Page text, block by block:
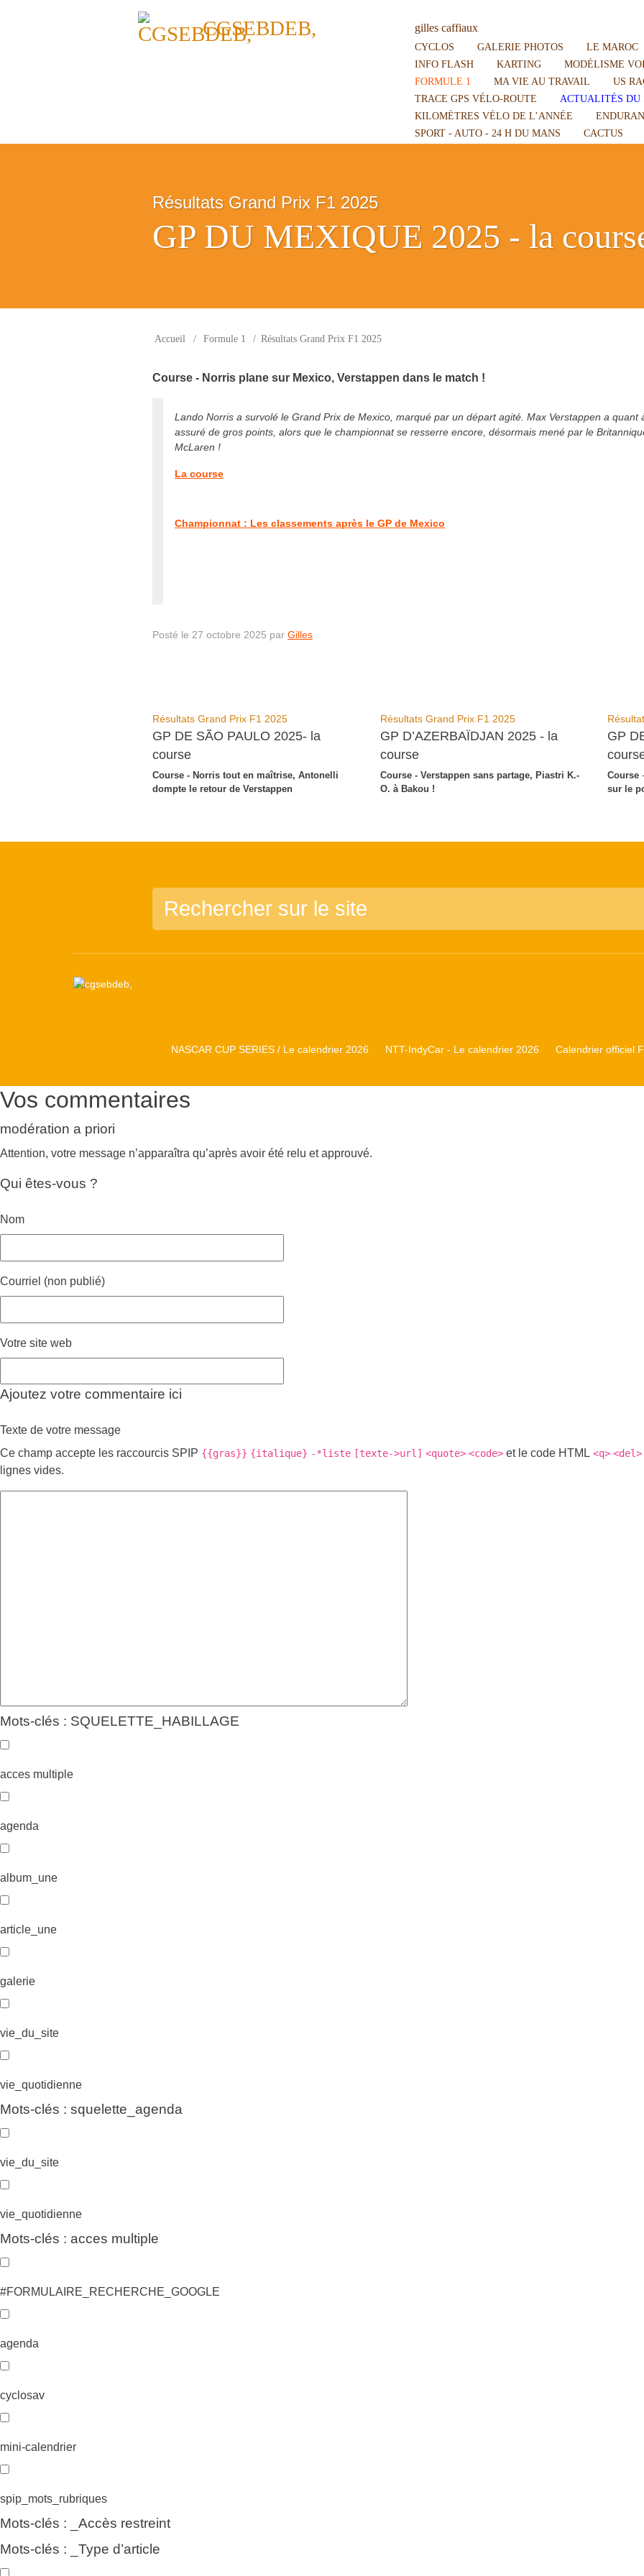
CGSEBDEB, gilles caffiaux
CYCLOS GALERIE PHOTOS LE MAROC
INFO FLASH
KARTING
MODÉLISME
FORMULE 1
MA VIE AU TRAVAIL US
TRACE GPS VÉLO-ROUTE
ACTUALITÉS DU
KILOMÈTRES VÉLO DE L’ANNÉE
SPORT - AUTO - 24 H DU MANS
CACTUS
Résultats Grand Prix F1 2025
GP DU MEXIQUE 2025 - la
Accueil / Formule 1 / Résultats Grand Prix F1 2025
Course - Norris plane sur Mexico, Verstappen dans le match !
Lando Norris a survolé le Grand Prix de Mexico, marqué par un départ agité. Max Verstappen a quant
assuré de gros points, alors que le championnat se resserre encore, désormais mené par le
McLaren !
La course
Championnat : Les classements après le GP de Mexico
Posté le 27 octobre 2025 par Gilles
Résultats Grand Prix F1 2025
GP DE SÃO PAULO 2025- la
course
Course - Norris tout en maîtrise, Antonelli
dompte le retour de Verstappen
Résultats Grand Prix F1 2025
GP D’AZERBAÏDJAN 2025 - la
course
Course - Verstappen sans partage, Piastri K.-
O. à Bakou !
GP
Course
sur le
NASCAR CUP SERIES / Le calendrier 2026 NTT-IndyCar - Le calendrier 2026 Calendrier officiel
Vos commentaires
modération a priori
Attention, votre message n’apparaîtra qu’après avoir été relu et approuvé.
Qui êtes-vous ?
Nom
Courriel (non publié)
Votre site web
Ajoutez votre commentaire ici
Texte de votre message
Ce champ accepte les raccourcis SPIP {{gras}} {italique} -*liste [texte->url] <quote> <code> et le code HTML <q> <del>
lignes vides.
Mots-clés : SQUELETTE_HABILLAGE
acces multiple
agenda
album_une
article_une
galerie
vie_du_site
vie_quotidienne
Mots-clés : squelette_agenda
vie_du_site
vie_quotidienne
Mots-clés : acces multiple
#FORMULAIRE_RECHERCHE_GOOGLE
agenda
cyclosav
mini-calendrier
spip_mots_rubriques
Mots-clés : _Accès restreint
Mots-clés : _Type d’article